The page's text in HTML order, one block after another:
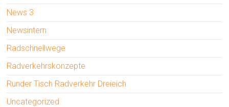
News 3
Newsintern
Radschnellwege
Radverkehrskonzepte
Runder Tisch Radverkehr Dreieich
Uncategorized